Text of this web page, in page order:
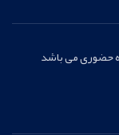
حضوری می باشد